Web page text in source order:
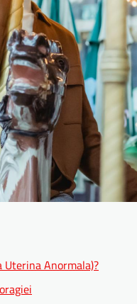
Uterina Anormala)?